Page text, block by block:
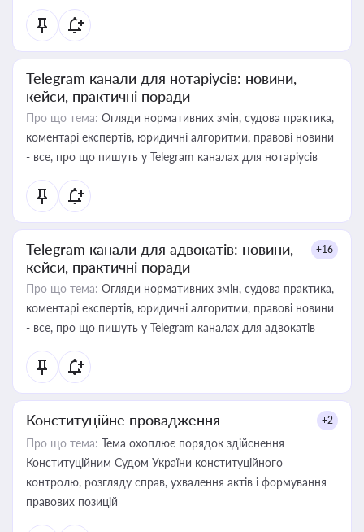
Telegram канали для нотаріусів: новини,
кейси, практичні поради
Про що тема: Огляди нормативних змін, судова практика,
коментарі експертів, юридичні алгоритми, правові новини
- все, про що пишуть у Telegram каналах для нотаріусів
Telegram канали для адвокатів: новини,
кейси, практичні поради
+16
Про що тема: Огляди нормативних змін, судова практика,
коментарі експертів, юридичні алгоритми, правові новини
- все, про що пишуть у Telegram каналах для адвокатів
Конституційне провадження +2
Про що тема: Тема охоплює порядок здійснення
Конституційним Судом України конституційного
контролю, розгляду справ, ухвалення актів і формування
правових позицій